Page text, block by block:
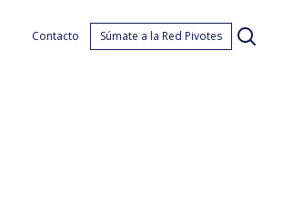
Contacto Súmate a la Red Pivotes